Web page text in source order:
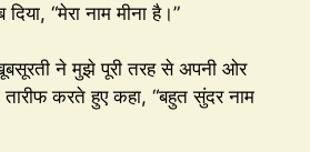
“मेरा नाम मीना है।”
ने मुझे पूरी तरह से अपनी ओर
करते हुए कहा, “बहुत सुंदर नाम